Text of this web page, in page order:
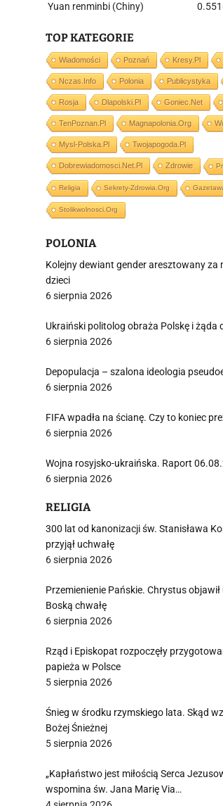
Yuan renminbi (Chiny)
TOP KATEGORIE
Wiadomości Poznań Kresy.pl
Nczas.info Polonia Publicystyka
Rosja Dlapolski.pl Goniec.net
TenPoznan.pl Magnapolonia.org
Mysl-Polska.pl Twojapogoda.pl
Dobrewiadomosci.net.pl Zdrowie
Religia Sekrety-Zdrowia.org
Stolikwolnosci.org
POLONIA
Kolejny dewiant gender aresztowany za
dzieci
6 sierpnia 2026
Ukraiński politolog obraża Polskę i żąda
6 sierpnia 2026
Depopulacja – szalona ideologia
6 sierpnia 2026
FIFA wpadła na ścianę. Czy to koniec
6 sierpnia 2026
Wojna rosyjsko-ukraińska. Raport
6 sierpnia 2026
RELIGIA
300 lat od kanonizacji św. Stanisława
przyjął uchwałę
6 sierpnia 2026
Przemienienie Pańskie. Chrystus
Boską chwałę
6 sierpnia 2026
Rząd i Episkopat rozpoczęły
papieża w Polsce
5 sierpnia 2026
Śnieg w środku rzymskiego lata. Skąd
Bożej Śnieżnej
5 sierpnia 2026
„Kapłaństwo jest miłością Serca
wspomina św. Jana Marię Via…